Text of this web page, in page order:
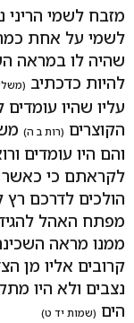
מזבח לשמי הריני
לשמי על אחת כמה
שהיה לו במראה
להיות כדכתיב
עליו שהיו
הקוצרים (רות ב ה)
והם היו עומדים
לקראתם כי כאשר
הולכים לדרכם
מפתח האהל
ממנו מראה
קרובים אליו מן
נצבים ולא היו
הים (שמות יד ט)